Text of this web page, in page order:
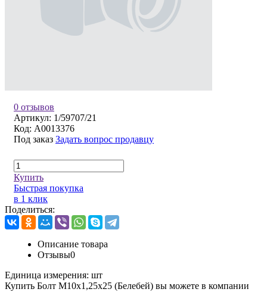
0 отзывов
Артикул: 1/59707/21
Код: A0013376
Под заказ Задать вопрос продавцу
Купить
Быстрая покупка
в 1 клик
Поделиться:
Описание товара
Отзывы0
Единица измерения: шт
Купить Болт М10х1,25х25 (Белебей) вы можете в компании